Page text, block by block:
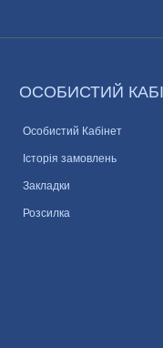
ОСОБИСТИЙ
Особистий Кабінет
Історія замовлень
Закладки
Розсилка